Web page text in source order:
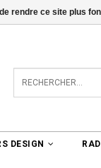
0 ARTICLES
DESIGN
rendre ce site plus